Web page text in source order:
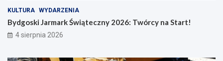
KULTURA WYDARZENIA
Bydgoski Jarmark Świąteczny 2026: Twórcy na Start!
4 sierpnia 2026